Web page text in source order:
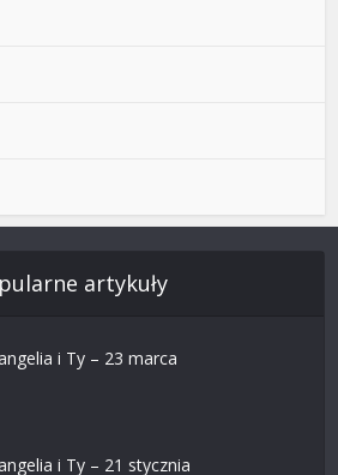
artykuły
i Ty – 23 marca
i Ty – 21 stycznia